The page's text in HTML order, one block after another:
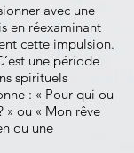
avec une
en réexaminant
cette impulsion.
une période
spirituels
: « Pour qui ou
» ou « Mon rêve
ou une